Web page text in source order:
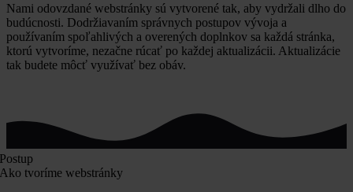
Nami odovzdané webstránky sú vytvorené tak, aby vydržali dlho do
budúcnosti. Dodržiavaním správnych postupov vývoja a
používaním spoľahlivých a overených doplnkov sa každá stránka,
ktorú vytvoríme, nezačne rúcať po každej aktualizácii. Aktualizácie
tak budete môcť využívať bez obáv.
Postup
Ako tvoríme webstránky